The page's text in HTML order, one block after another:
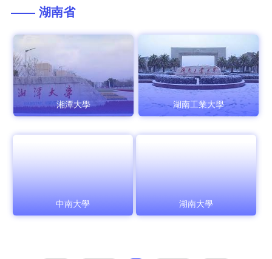
—— 湖南省
湘潭大學 湖南工業大學
中南大學 湖南大學